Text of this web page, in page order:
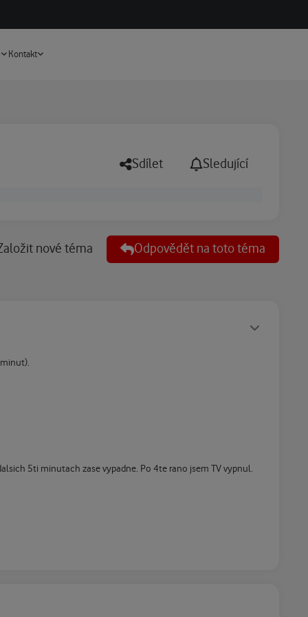
Kontakt
Sdílet Sledující
nové téma Odpovědět na toto téma
5ti minutach zase vypadne. Po 4te rano jsem TV vypnul.